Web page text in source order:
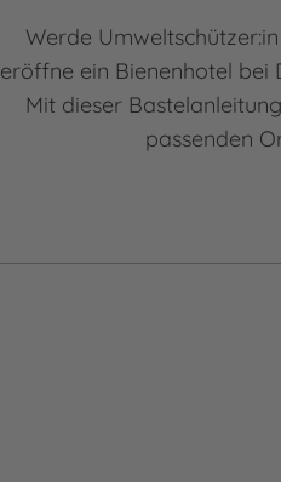
Werde
eröffne ein Bienenhotel bei
Mit dieser
passenden